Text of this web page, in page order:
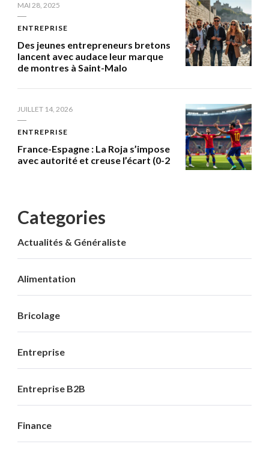
MAI 28, 2025
ENTREPRISE
Des jeunes entrepreneurs bretons
lancent avec audace leur marque
de montres à Saint-Malo
JUILLET 14, 2026
ENTREPRISE
France-Espagne : La Roja s’impose
avec autorité et creuse l’écart (0-2
Categories
Actualités & Généraliste
Alimentation
Bricolage
Entreprise
Entreprise B2B
Finance